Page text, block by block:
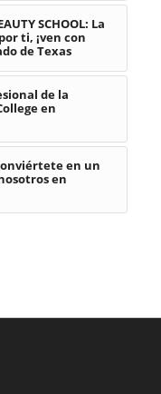
SCHOOL: La
ti, ¡ven con
de Texas
de la
en
Conviértete en un
en